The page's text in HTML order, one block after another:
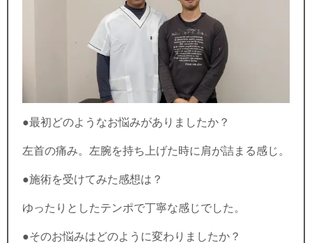
●最初どのようなお悩みがありましたか？
左首の痛み。左腕を持ち上げた時に肩が詰まる感じ。
●施術を受けてみた感想は？
ゆったりとしたテンポで丁寧な感じでした。
●そのお悩みはどのように変わりましたか？